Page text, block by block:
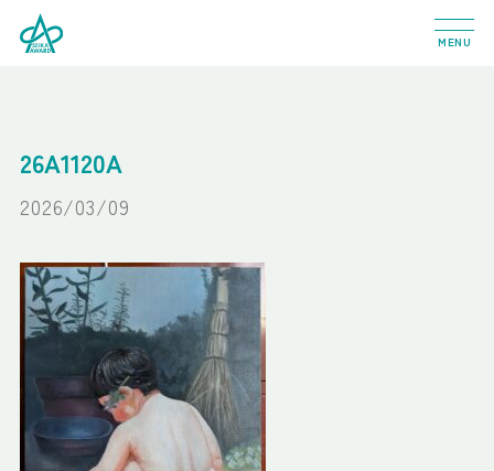
MENU
26A1120A
2026/03/09